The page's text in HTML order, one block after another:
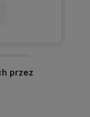
przez